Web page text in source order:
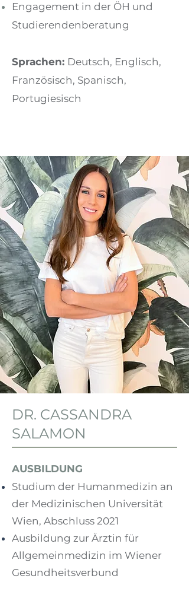
Engagement in der ÖH und
Studierendenberatung
Sprachen: Deutsch, Englisch,
Französisch, Spanisch,
Portugiesisch
DR. CASSANDRA
SALAMON
AUSBILDUNG
Studium der Humanmedizin an
der Medizinischen Universität
Wien, Abschluss 2021
Ausbildung zur Ärztin für
Allgemeinmedizin im Wiener
Gesundheitsverbund